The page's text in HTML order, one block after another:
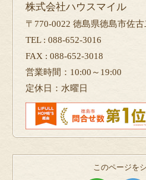
株式会社ハウスマイル
〒770-0022 徳島県徳島市佐
TEL : 088-652-3016
FAX : 088-652-3018
営業時間：10:00～19:00
定休日：水曜日
このページを